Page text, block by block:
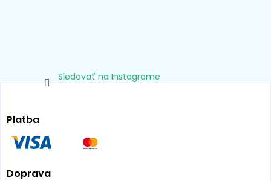
Sledovať na Instagrame
Platba
Doprava